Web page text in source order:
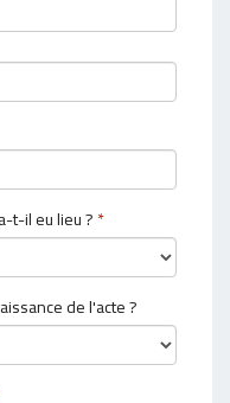
t-il eu lieu ?*
de l'acte ?